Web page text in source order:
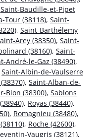
Saint-Baudille-et-Pipet
Tour (38118), Saint-
, Saint-Barthélemy
Arey (38350), Saint-
(38160), Saint-
André-le-Gaz (38490),
Saint-Albin-de-Vaulserre
, Saint-Alban-de-
Bion (38300), Sablons
, Royas (38440),
, Romagnieu (38480),
, Roche (42600),
Vaugris (38121),